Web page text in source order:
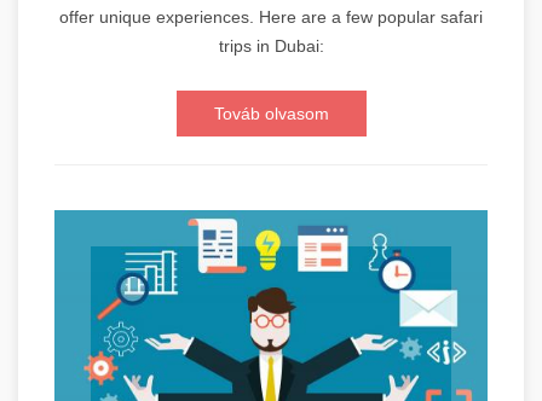
offer unique experiences. Here are a few popular safari
trips in Dubai:
Továb olvasom